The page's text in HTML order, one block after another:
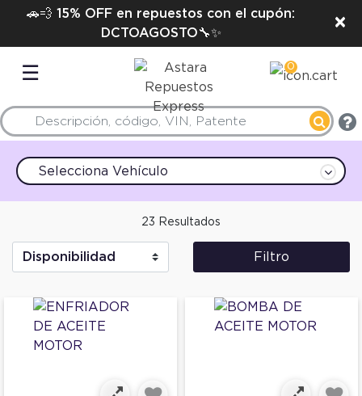
🚗💨 15% OFF en repuestos con el cupón:
DCTOAGOSTO🔧✨
×
☰ 0
Selecciona Vehículo
23 Resultados
Filtro